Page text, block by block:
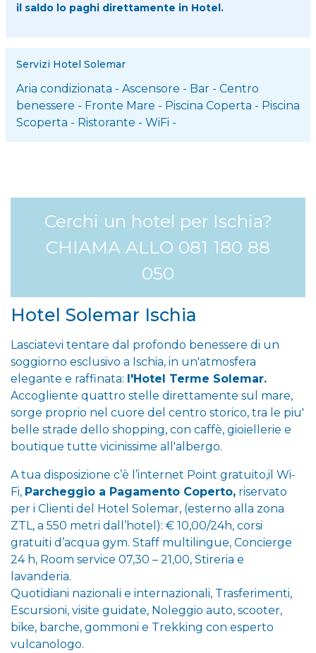
il saldo lo paghi direttamente in Hotel.
Servizi Hotel Solemar
Aria condizionata - Ascensore - Bar - Centro
benessere - Fronte Mare - Piscina Coperta - Piscina
Scoperta - Ristorante - WiFi -
Cerchi un hotel per Ischia?
CHIAMA ALLO 081 180 88
050
Hotel Solemar Ischia
Lasciatevi tentare dal profondo benessere di un
soggiorno esclusivo a Ischia, in un'atmosfera
elegante e raffinata: l'Hotel Terme Solemar.
Accogliente quattro stelle direttamente sul mare,
sorge proprio nel cuore del centro storico, tra le piu'
belle strade dello shopping, con caffè, gioiellerie e
boutique tutte vicinissime all'albergo.
A tua disposizione c’è l’internet Point gratuito,il Wi-
Fi, Parcheggio a Pagamento Coperto, riservato
per i Clienti del Hotel Solemar, (esterno alla zona
ZTL, a 550 metri dall’hotel): € 10,00/24h, corsi
gratuiti d’acqua gym. Staff multilingue, Concierge
24 h, Room service 07,30 – 21,00, Stireria e
lavanderia.
Quotidiani nazionali e internazionali, Trasferimenti,
Escursioni, visite guidate, Noleggio auto, scooter,
bike, barche, gommoni e Trekking con esperto
vulcanologo.